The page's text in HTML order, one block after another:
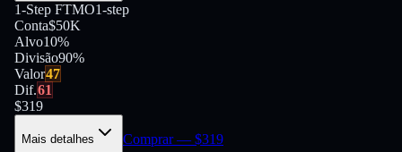
1-Step FTMO1-step
Conta$50K
Alvo10%
Divisão90%
Valor47
Dif.61
$319
Mais detalhes Comprar— $319